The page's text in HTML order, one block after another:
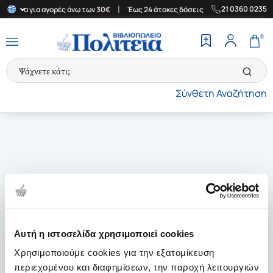
Αυτή η ιστοσελίδα χρησιμοποιεί cookies
Χρησιμοποιούμε cookies για την εξατομίκευση
περιεχομένου και διαφημίσεων, την παροχή λειτουργιών
για αγορές άνω των 30€ Έως 24 άτοκες δόσεις | Δωρεάν
21 0360 0235
Σύνθετη Αναζήτηση
0